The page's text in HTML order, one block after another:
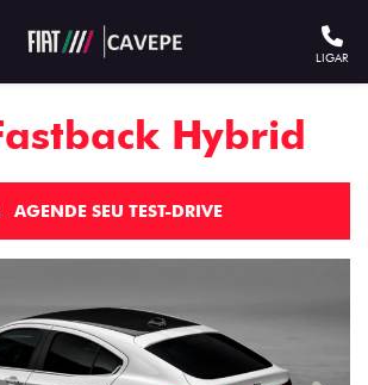
LIGAR
Hybrid
AGENDE SEU TEST-DRIVE